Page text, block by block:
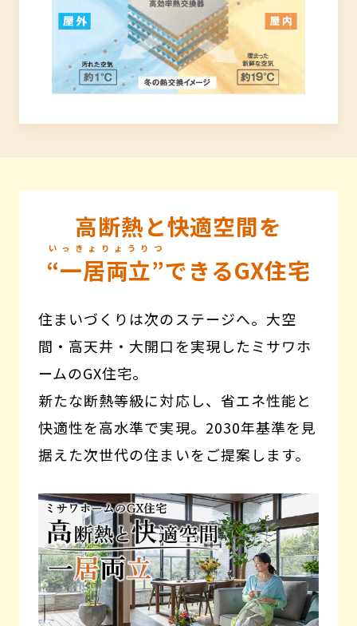
高断熱と快適空間を
“一居両立”
いっきょりょうりつ
できるGX住宅
住まいづくりは次のステージへ。大空
間・高天井・大開口を実現したミサワホ
ームのGX住宅。
新たな断熱等級に対応し、省エネ性能と
快適性を高水準で実現。2030年基準を見
据えた次世代の住まいをご提案します。